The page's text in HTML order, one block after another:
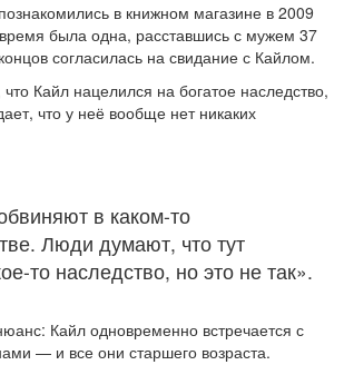
в книжном магазине в 2009
была одна, расставшись с мужем 37
согласилась на свидание с Кайлом.
Кайл нацелился на богатое наследство,
что у неё вообще нет никаких
в каком-то
Люди думают, что тут
то наследство, но это не так».
Кайл одновременно встречается с
— и все они старшего возраста.